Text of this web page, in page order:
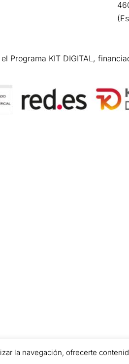
Programa KIT DIGITAL,
la navegación, ofrecerte